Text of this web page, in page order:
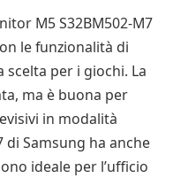
M5 S32BM502-M7
le funzionalità di
scelta per i giochi. La
ma è buona per
in modalità
di Samsung ha anche
ideale per l’ufficio